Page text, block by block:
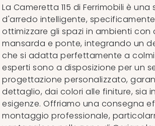
La Cameretta 115 di Ferrimobili è una
d'arredo intelligente,
ottimizzare gli spazi in ambienti con
mansarda e ponte, integrando un
che si adatta perfettamente a colmi
esperti sono a disposizione per un
progettazione personalizzato,
dettaglio, dai colori alle finiture, sia
esigenze. Offriamo una consegna
montaggio professionale,